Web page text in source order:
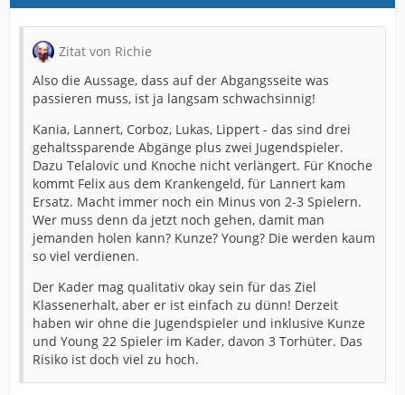
Zitat von Richie
Also die Aussage, dass auf der Abgangsseite was
passieren muss, ist ja langsam schwachsinnig!
Kania, Lannert, Corboz, Lukas, Lippert - das sind drei
gehaltssparende Abgänge plus zwei Jugendspieler.
Dazu Telalovic und Knoche nicht verlängert. Für Knoche
kommt Felix aus dem Krankengeld, für Lannert kam
Ersatz. Macht immer noch ein Minus von 2-3 Spielern.
Wer muss denn da jetzt noch gehen, damit man
jemanden holen kann? Kunze? Young? Die werden kaum
so viel verdienen.
Der Kader mag qualitativ okay sein für das Ziel
Klassenerhalt, aber er ist einfach zu dünn! Derzeit
haben wir ohne die Jugendspieler und inklusive Kunze
und Young 22 Spieler im Kader, davon 3 Torhüter. Das
Risiko ist doch viel zu hoch.